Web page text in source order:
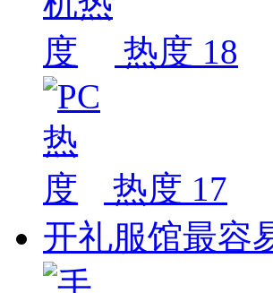
热度 18
热度 17
开礼服馆最容